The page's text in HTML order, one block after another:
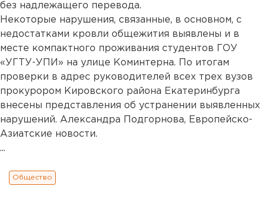
без надлежащего перевода.
Некоторые нарушения, связанные, в основном, с
недостатками кровли общежития выявлены и в
месте компактного проживания студентов ГОУ
«УГТУ-УПИ» на улице Коминтерна. По итогам
проверки в адрес руководителей всех трех вузов
прокурором Кировского района Екатеринбурга
внесены представления об устранении выявленных
нарушений. Александра Подгорнова, Европейско-
Азиатские новости.
...
Общество